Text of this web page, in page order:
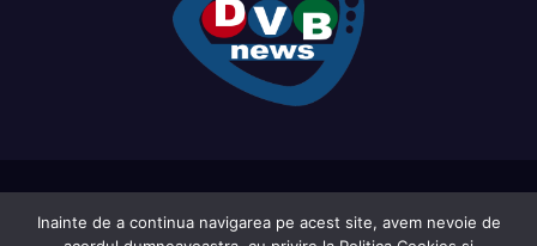
Inainte de a continua navigarea pe acest site, avem nevoie de